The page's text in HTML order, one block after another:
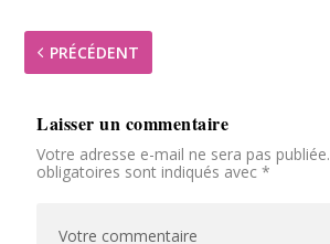
PRÉCÉDENT
Laisser un commentaire
Votre adresse e-mail ne sera pas publiée.
obligatoires sont indiqués avec*